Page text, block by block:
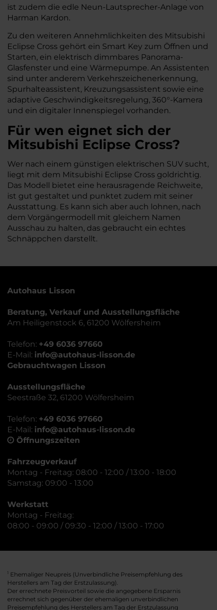
ist zudem die edle Neun-Lautsprecher-Anlage von
Harman Kardon.
Zu den weiteren Annehmlichkeiten des Mitsubishi
Eclipse Cross gehört ein Smart Key zum Öffnen und
Starten, ein elektrisch dimmbares Panorama-
Glasfenster und eine Wärmepumpe. An Assistenten
sind unter anderem Verkehrszeichenerkennung,
Spurhalteassistent, Kreuzungsassistent sowie eine
adaptive Geschwindigkeitsregelung, 360°-Kamera
und ein digitaler Innenspiegel vorhanden.
Für wen eignet sich der
Mitsubishi Eclipse Cross?
Wer nach einem günstigen elektrischen SUV sucht,
liegt mit dem Mitsubishi Eclipse Cross goldrichtig.
Das Modell bietet eine herausragende Reichweite,
ist gut gestaltet und punktet zudem mit seiner
Ausstattung. Es kann sich aber auch lohnen, nach
dem Vorgängermodell mit gleichem Namen
Ausschau zu halten, das gebraucht ein echtes
Schnäppchen darstellt.
Autohaus Lisson
Beratung, Verkauf und Ausstellungsfläche
Am Heiligenstock 6, 61200 Wölfersheim
Telefon: +49 6036 97660
E-Mail: info@autohaus-lisson.de
Gebrauchtwagen Lisson
Ausstellungsfläche
Seestraße 32, 61200 Wölfersheim
Telefon: +49 6036 97660
E-Mail: info@autohaus-lisson.de
Öffnungszeiten
Fahrzeugverkauf
Montag - Freitag: 08:00 - 12:00 / 13:00 - 18:00
Samstag: 09:00 - 13:00
Werkstatt
Montag - Freitag:
08:00 - 09:00 / 09:30 - 12:00 / 13:00 - 17:00
1
Ehemaliger Neupreis (Unverbindliche Preisempfehlung des
Herstellers am Tag der Erstzulassung).
Der errechnete Preisvorteil sowie die angegebene Ersparnis
errechnet sich gegenüber der ehemaligen unverbindlichen
Preisempfehlung des Herstellers am Tag der Erstzulassung